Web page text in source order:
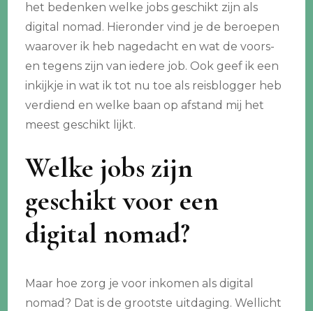
het bedenken welke jobs geschikt zijn als
digital nomad. Hieronder vind je de beroepen
waarover ik heb nagedacht en wat de voors-
en tegens zijn van iedere job. Ook geef ik een
inkijkje in wat ik tot nu toe als reisblogger heb
verdiend en welke baan op afstand mij het
meest geschikt lijkt.
Welke jobs zijn
geschikt voor een
digital nomad?
Maar hoe zorg je voor inkomen als digital
nomad? Dat is de grootste uitdaging. Wellicht